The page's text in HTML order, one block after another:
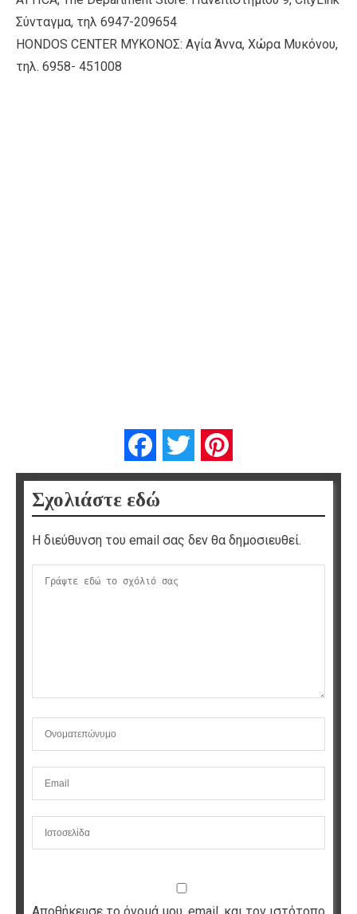
Σύνταγμα, τηλ 6947-209654
HONDOS CENTER ΜΥΚΟΝΟΣ: Αγία Άννα, Χώρα Μυκόνου,
τηλ. 6958- 451008
FacebookTwitter
Σχολιάστε εδώ
Η διεύθυνση του email σας δεν θα δημοσιευθεί.